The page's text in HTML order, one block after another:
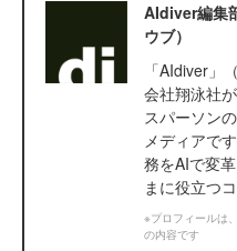
AIdiver編集
ウブ）
「AIdiver」
会社翔泳社
スパーソン
メディアで
務をAIで変
まに役立つ
※プロフィールは
の内容です